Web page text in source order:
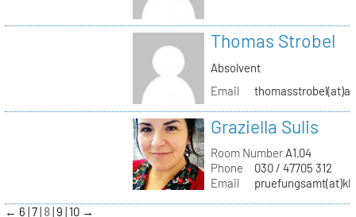
Thomas Strobel
Absolvent
Email
Graziella Sulis
Room NumberA1.04
Phone
030 / 47705 312
Email
← 6 7 8 9 10 →